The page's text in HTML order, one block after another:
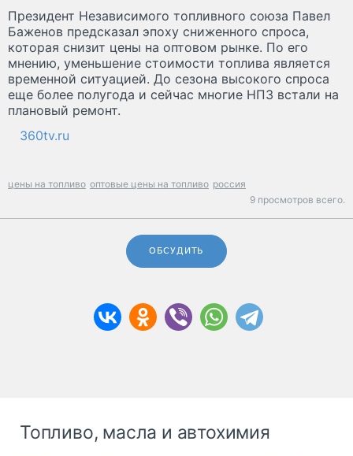
Президент Независимого топливного союза Павел
Баженов предсказал эпоху сниженного спроса,
которая снизит цены на оптовом рынке. По его
мнению, уменьшение стоимости топлива является
временной ситуацией. До сезона высокого спроса
еще более полугода и сейчас многие НПЗ встали на
плановый ремонт.
360tv.ru
цены на топливо оптовые цены на топливо россия
9 просмотров всего.
ОБСУДИТЬ
Топливо, масла и автохимия